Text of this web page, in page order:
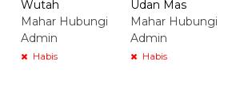
Wutah
Mahar Hubungi
Admin
Habis
Udan Mas
Mahar Hubungi
Admin
Habis